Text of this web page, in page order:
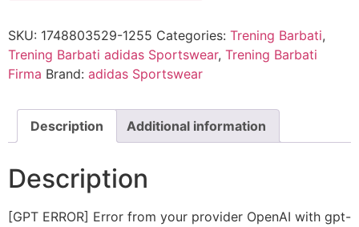
SKU: 1748803529-1255 Categories: Trening Barbati,
Trening Barbati adidas Sportswear, Trening Barbati
Firma Brand: adidas Sportswear
Description Additional information
Description
[GPT ERROR] Error from your provider OpenAI with gpt-